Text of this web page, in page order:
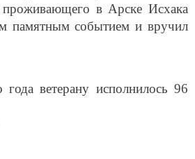
в Арске Исхака
памятным событием и вручил
ветерану исполнилось 96